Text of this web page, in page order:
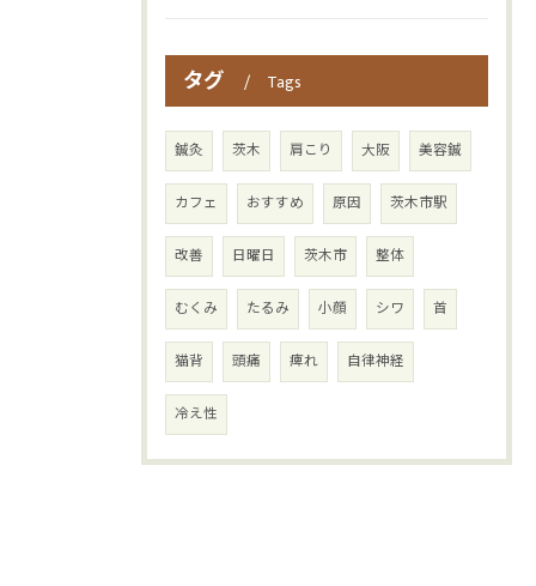
タグ Tags
鍼灸 茨木 肩こり 大阪 美容鍼
カフェ おすすめ 原因 茨木市駅
改善 日曜日 茨木市 整体
むくみ たるみ 小顔 シワ 首
猫背 頭痛 痺れ 自律神経
冷え性